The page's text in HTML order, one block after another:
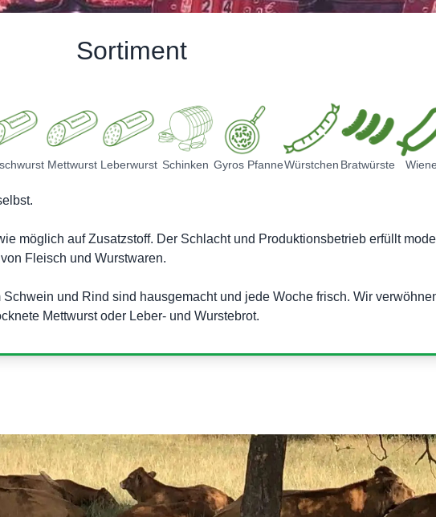
Sortiment
Mettwurst Leberwurst Schinken Gyros PfanneWürstchen Bratwürste
möglich auf Zusatzstoff. Der Schlacht und Produktionsbetrieb erfüllt
Fleisch und Wurstwaren.
und Rind sind hausgemacht und jede Woche frisch. Wir
Mettwurst oder Leber- und Wurstebrot.